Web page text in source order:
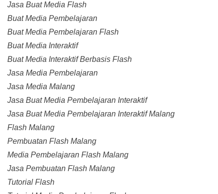
Jasa Buat Media Flash
Buat Media Pembelajaran
Buat Media Pembelajaran Flash
Buat Media Interaktif
Buat Media Interaktif Berbasis Flash
Jasa Media Pembelajaran
Jasa Media Malang
Jasa Buat Media Pembelajaran Interaktif
Jasa Buat Media Pembelajaran Interaktif Malang
Flash Malang
Pembuatan Flash Malang
Media Pembelajaran Flash Malang
Jasa Pembuatan Flash Malang
Tutorial Flash